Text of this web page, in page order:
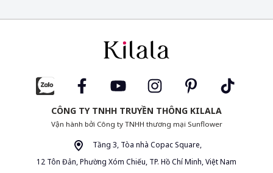
CÔNG TY TNHH TRUYỀN THÔNG KILALA
Vận hành bởi Công ty TNHH thương mại Sunflower
Tầng 3, Tòa nhà Copac Square,
12 Tôn Đản, Phường Xóm Chiếu, TP. Hồ Chí Minh, Việt Nam